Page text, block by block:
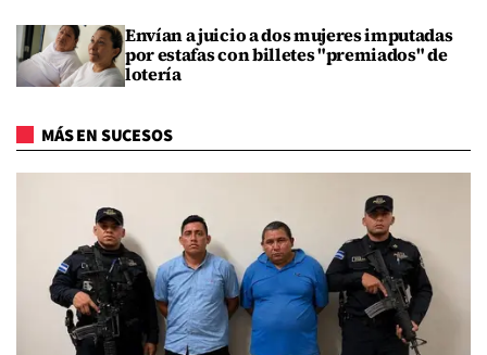
Envían a juicio a dos mujeres imputadas
por estafas con billetes "premiados" de
lotería
MÁS EN SUCESOS